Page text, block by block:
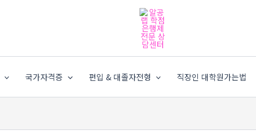
국가자격증 편입 & 대졸자전형 직장인 대학원가는법